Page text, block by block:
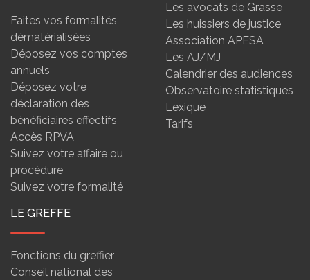
Faites vos formalités
dématérialisées
Déposez vos comptes
annuels
Déposez votre
déclaration des
bénéficiaires effectifs
Accès RPVA
Suivez votre affaire ou
procédure
Suivez votre formalité
Les avocats de Grasse
Les huissiers de justice
Association APESA
Les AJ/MJ
Calendrier des audiences
Observatoire statistiques
Lexique
Tarifs
LE GREFFE
Fonctions du greffier
Conseil national des